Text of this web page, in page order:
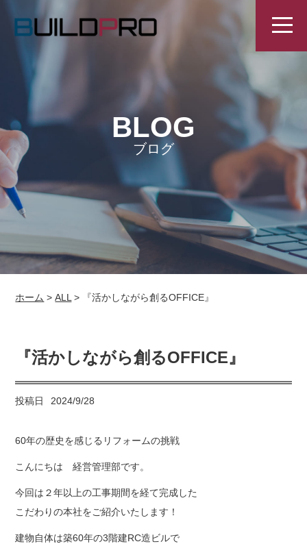
BLOG
ブログ
ホーム >ALL > 『活かしながら創るOFFICE』
『活かしながら創るOFFICE』
投稿日 2024/9/28
60年の歴史を感じるリフォームの挑戦
こんにちは 経営管理部です。
今回は２年以上の工事期間を経て完成した
こだわりの本社をご紹介いたします！
建物自体は築60年の3階建RC造ビルで